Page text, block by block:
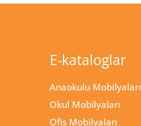
E-kataloglar
Anaokulu Mobilyaları
Okul Mobilyaları
Ofis Mobilyaları